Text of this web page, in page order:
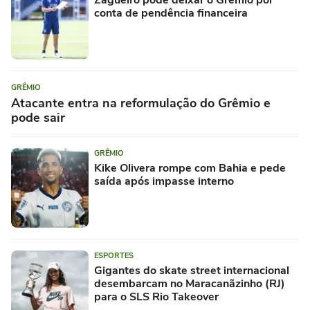
conta de pendência financeira
GRÊMIO
Atacante entra na reformulação do Grêmio e
pode sair
GRÊMIO
Kike Olivera rompe com Bahia e pede
saída após impasse interno
ESPORTES
Gigantes do skate street internacional
desembarcam no Maracanãzinho (RJ)
para o SLS Rio Takeover